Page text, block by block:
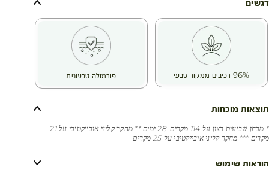
דגשים
96% רכיבים ממקור טבעי פורמולה טבעונית
תוצאות מוכחות
* מבחן שביעות רצון על 114 מקרים, 28 ימים ** מחקר קליני אובייקטיבי על 21
מקרים *** מחקר קליני אובייקטיבי על 25 מקרים
הוראות שימוש